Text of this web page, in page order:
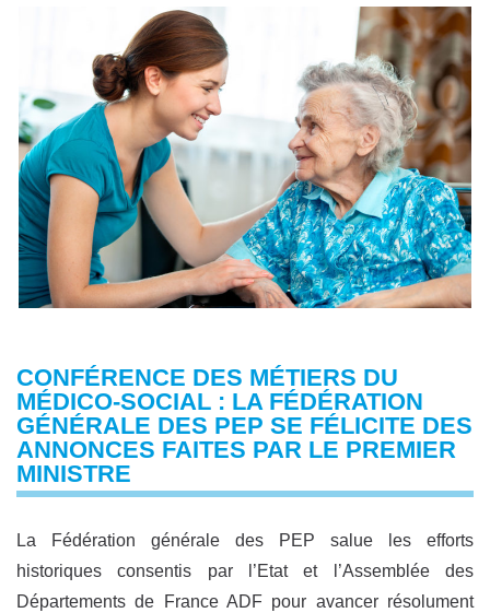
CONFÉRENCE DES MÉTIERS DU
MÉDICO-SOCIAL : LA FÉDÉRATION
GÉNÉRALE DES PEP SE FÉLICITE DES
ANNONCES FAITES PAR LE PREMIER
MINISTRE
La Fédération générale des PEP salue les efforts
historiques consentis par l’Etat et l’Assemblée des
Départements de France ADF pour avancer résolument